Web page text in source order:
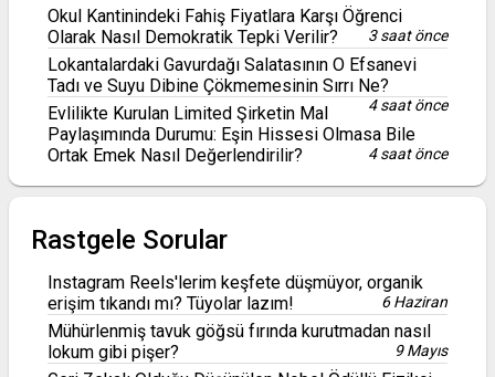
Okul Kantinindeki Fahiş Fiyatlara Karşı Öğrenci
Olarak Nasıl Demokratik Tepki Verilir?
3 saat önce
Lokantalardaki Gavurdağı Salatasının O Efsanevi
Tadı ve Suyu Dibine Çökmemesinin Sırrı Ne?
4 saat önce
Evlilikte Kurulan Limited Şirketin Mal
Paylaşımında Durumu: Eşin Hissesi Olmasa Bile
Ortak Emek Nasıl Değerlendirilir?
4 saat önce
Rastgele Sorular
Instagram Reels'lerim keşfete düşmüyor, organik
erişim tıkandı mı? Tüyolar lazım!
6 Haziran
Mühürlenmiş tavuk göğsü fırında kurutmadan nasıl
lokum gibi pişer?
9 Mayıs